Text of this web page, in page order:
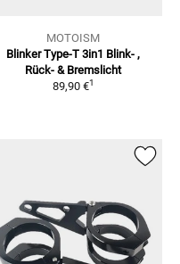
MOTOISM
Blinker Type-T 3in1 Blink- ,
Rück- & Bremslicht
89,90 €1